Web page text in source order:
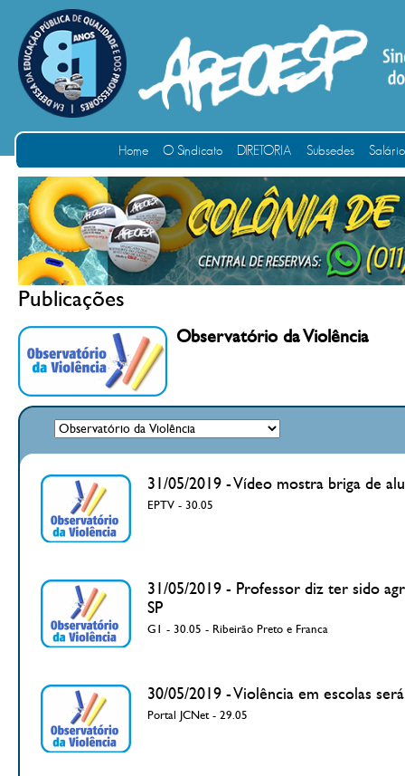
Home O Sindicato DIRETORIA Subsedes
Publicações
Observatório da Violência
31/05/2019 - Vídeo mostra briga de
EPTV - 30.05
31/05/2019 - Professor diz ter sido
SP
G1 - 30.05 - Ribeirão Preto e Franca
30/05/2019 - Violência em escolas
Portal JCNet - 29.05